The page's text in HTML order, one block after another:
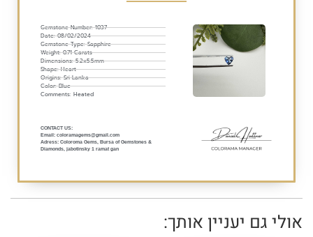
Gemstone Number: 1037
Date: 08/02/2024
Gemstone Type: Sapphire
Weight: 0.71 Carats
Dimensions: 5.2x5.5mm
Shape: Heart
Origins: Sri Lanka
Color: Blue
Comments: Heated
:CONTACT US
Email: coloramagems@gmail.com
Adress: Coloroma Gems, Bursa of Gemstones &
Diamonds, jabotinsky 1 ramat gan
אולי גם יעניין אותך: